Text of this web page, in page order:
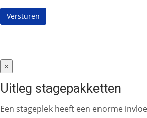
×
Uitleg stagepakketten
Een stageplek heeft een enorme